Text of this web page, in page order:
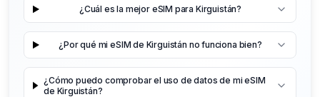
¿Cuál es la mejor eSIM para Kirguistán?
¿Por qué mi eSIM de Kirguistán no funciona bien?
¿Cómo puedo comprobar el uso de datos de mi eSIM
de Kirguistán?